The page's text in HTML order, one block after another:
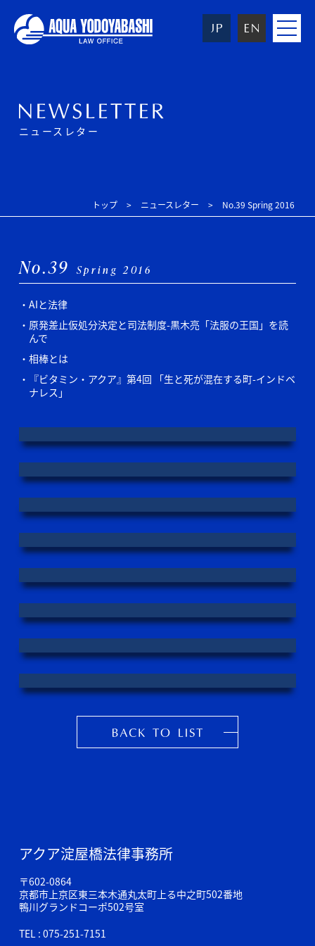
toggle
ニュースレター
トップ ニュースレター No.39 Spring 2016
No.39 Spring 2016
AIと法律
原発差止仮処分決定と司法制度-黒木亮「法服の王国」を読
んで
相棒とは
『ビタミン・アクア』第4回 「生と死が混在する町-インドベ
ナレス」
アクア淀屋橋法律事務所
〒602-0864
京都市上京区東三本木通丸太町上る中之町502番地
鴨川グランドコーポ502号室
TEL : 075-251-7151